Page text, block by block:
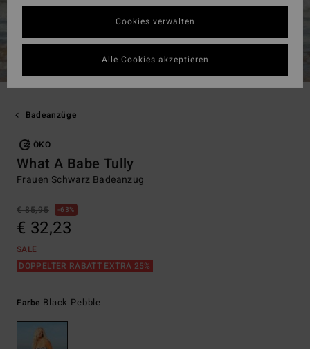
Badeanzüge
ÖKO
What A Babe Tully
Frauen Schwarz Badeanzug
€ 85,95 63%
€ 32,23
SALE
DOPPELTER RABATT EXTRA 25%
Farbe Black Pebble
Cookies verwalten
Alle Cookies akzeptieren